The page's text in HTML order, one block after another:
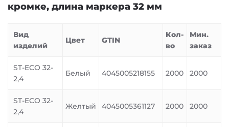
кромке, длина маркера 32 мм
Вид
изделий
Цвет GTIN
Кол-
во
Мин.
заказ
ST-ECO 32-
2,4
Белый 4045005218155 2000 2000
ST-ECO 32-
2,4
Желтый 4045005361127 2000 2000